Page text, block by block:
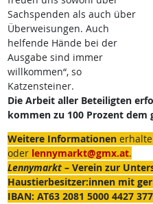
Sachspenden als auch über
Überweisungen. Auch
helfende Hände bei der
Ausgabe sind immer
willkommen“, so
Katzensteiner.
Die Arbeit aller Beteiligten
kommen zu 100 Prozent dem
Weitere Informationen
oder lennymarkt@gmx.at.
Lennymarkt – Verein zur
Haustierbesitzer:innen mit
IBAN: AT63 2081 5000 4427